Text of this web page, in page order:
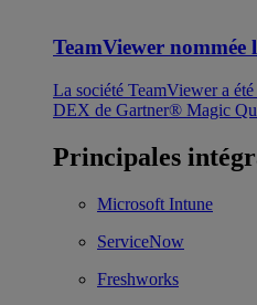
TeamViewer nommée
La société TeamViewer a
DEX de Gartner® Magic
Principales
Microsoft Intune
ServiceNow
Freshworks